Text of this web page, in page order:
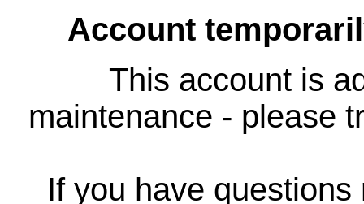
Account
This account is
maintenance - please
If you have